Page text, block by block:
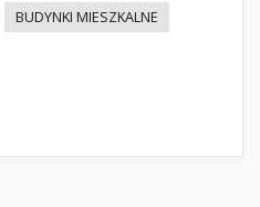
BUDYNKI MIESZKALNE